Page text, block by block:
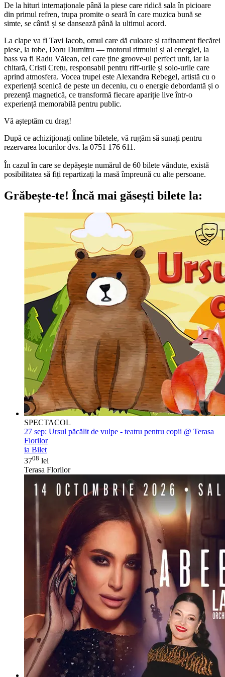
De la hituri internaționale până la piese care ridică sala în picioare
din primul refren, trupa promite o seară în care muzica bună se
simte, se cântă și se dansează până la ultimul acord.
La clape va fi Tavi Iacob, omul care dă culoare și rafinament fiecărei
piese, la tobe, Doru Dumitru — motorul ritmului și al energiei, la
bass va fi Radu Vălean, cel care ține groove-ul perfect unit, iar la
chitară, Cristi Crețu, responsabil pentru riff-urile și solo-urile care
aprind atmosfera. Vocea trupei este Alexandra Rebegel, artistă cu o
experiență scenică de peste un deceniu, cu o energie debordantă și o
prezență magnetică, ce transformă fiecare apariție live într-o
experiență memorabilă pentru public.
Vă așteptăm cu drag!
După ce achiziționați online biletele, vă rugăm să sunați pentru
rezervarea locurilor dvs. la 0751 176 611.
În cazul în care se depășește numărul de 60 bilete vândute, există
posibilitatea să fiți repartizați la masă împreună cu alte persoane.
Grăbește-te! Încă mai găsești bilete la:
SPECTACOL
27 sep: Ursul păcălit de vulpe - teatru pentru copii @ Terasa
Florilor
ia Bilet
3708 lei
Terasa Florilor